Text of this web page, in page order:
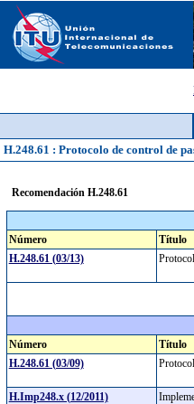
H.248.61 : Protocolo de control de
Recomendación H.248.61
Número
Título
H.248.61 (03/13)
Número
Título
H.248.61 (03/09)
H.Imp248.x (12/2011)